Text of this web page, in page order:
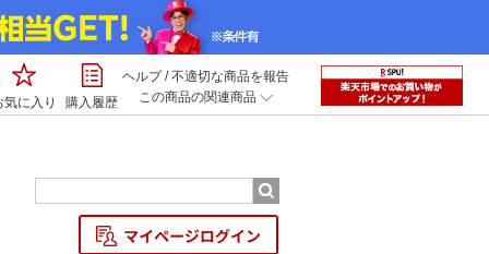
気に入り 購入履歴
ヘルプ/不適切な商品を報告
この商品の関連商品